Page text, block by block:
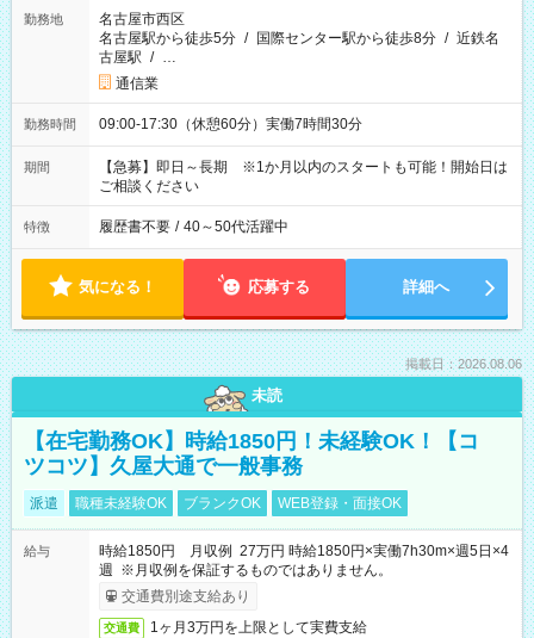
勤務地
名古屋市西区
名古屋駅から徒歩5分 / 国際センター駅から徒歩8分 / 近鉄名
古屋駅 / …
通信業
勤務時間 09:00-17:30（休憩60分）実働7時間30分
期間
【急募】即日～長期 ※1か月以内のスタートも可能！開始日は
ご相談ください
特徴 履歴書不要 / 40～50代活躍中
気になる！ 応募する 詳細へ
掲載日：2026.08.06
未読
【在宅勤務OK】時給1850円！未経験OK！【コ
ツコツ】久屋大通で一般事務
派遣 職種未経験OK ブランクOK WEB登録・面接OK
給与
時給1850円 月収例 27万円 時給1850円×実働7h30m×週5日×4
週 ※月収例を保証するものではありません。
交通費別途支給あり
交通費 1ヶ月3万円を上限として実費支給